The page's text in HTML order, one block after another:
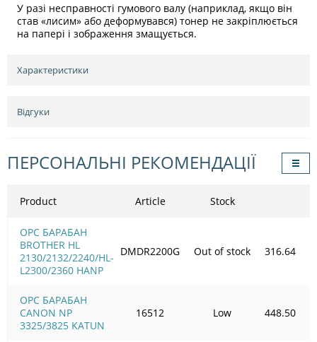
У разі несправності гумового валу (наприклад, якщо він
став «лисим» або деформувався) тонер не закріплюється
на папері і зображення змащується.
Характеристики
Відгуки
ПЕРСОНАЛЬНІ РЕКОМЕНДАЦІЇ
Product
OPC БАРАБАН
BROTHER HL
2130/2132/2240/HL-
L2300/2360 HANP
OPC БАРАБАН
CANON NP
3325/3825 KATUN
Article Stock
DMDR2200G Out of stock 316.64
16512 Low 448.50